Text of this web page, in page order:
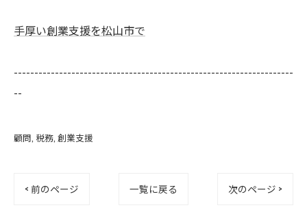
手厚い創業支援を松山市で
--------------------------------------------------------------------
--
顧問 税務 創業支援
< 前のページ 一覧に戻る 次のページ >